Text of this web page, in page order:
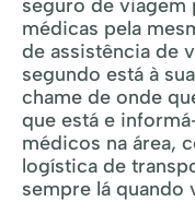
seguro de viagem
médicas pela
de assistência de
segundo está à
chame de onde
que está e
médicos na área,
logística de
sempre lá quando